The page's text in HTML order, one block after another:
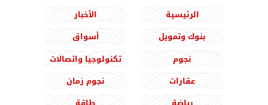
الرئيسية
الأخبار
بنوك وتمويل
أسواق
نجوم
تكنولوجيا واتصالات
عقارات
نجوم زمان